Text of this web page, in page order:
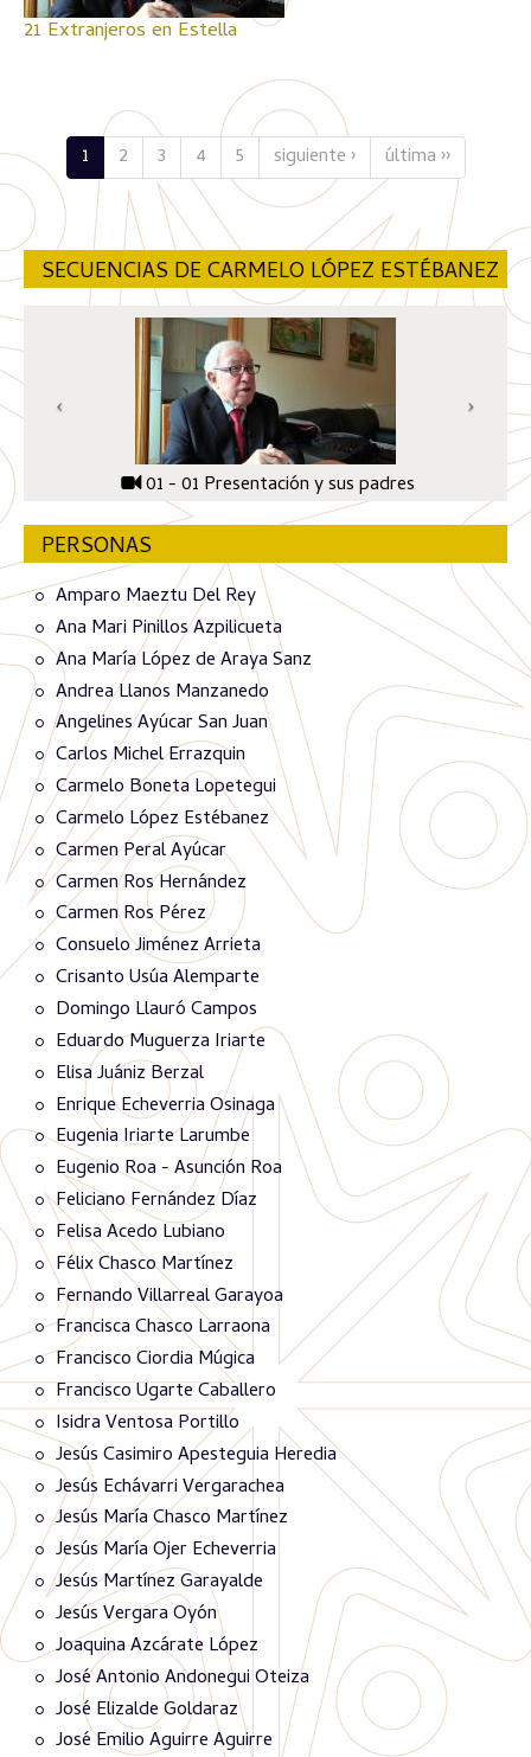
21 Extranjeros en Estella
1 2 3 4 5 siguiente › última ››
SECUENCIAS DE CARMELO LÓPEZ ESTÉBANEZ
01 - 01 Presentación y sus padres
PERSONAS
Amparo Maeztu Del Rey
Ana Mari Pinillos Azpilicueta
Ana María López de Araya Sanz
Andrea Llanos Manzanedo
Angelines Ayúcar San Juan
Carlos Michel Errazquin
Carmelo Boneta Lopetegui
Carmelo López Estébanez
Carmen Peral Ayúcar
Carmen Ros Hernández
Carmen Ros Pérez
Consuelo Jiménez Arrieta
Crisanto Usúa Alemparte
Domingo Llauró Campos
Eduardo Muguerza Iriarte
Elisa Juániz Berzal
Enrique Echeverria Osinaga
Eugenia Iriarte Larumbe
Eugenio Roa - Asunción Roa
Feliciano Fernández Díaz
Felisa Acedo Lubiano
Félix Chasco Martínez
Fernando Villarreal Garayoa
Francisca Chasco Larraona
Francisco Ciordia Múgica
Francisco Ugarte Caballero
Isidra Ventosa Portillo
Jesús Casimiro Apesteguia Heredia
Jesús Echávarri Vergarachea
Jesús María Chasco Martínez
Jesús María Ojer Echeverria
Jesús Martínez Garayalde
Jesús Vergara Oyón
Joaquina Azcárate López
José Antonio Andonegui Oteiza
José Elizalde Goldaraz
José Emilio Aguirre Aguirre